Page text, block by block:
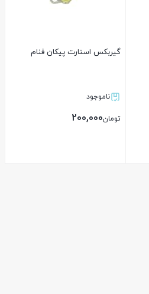
گیربکس استارت پیکان فنام
ناموجود
تومان200,000